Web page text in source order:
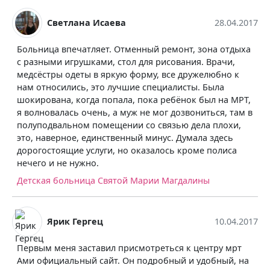
28.04.2017
ремонт, зона отдыха
для рисования. Врачи,
все дружелюбно к
специалисты. Была
пока ребёнок был на МРТ,
не мог дозвониться, там в
со связью дела плохи,
минус. Думала здесь
кроме полиса
Марии Магдалины
10.04.2017
к центру мрт
подробный и удобный, на
Юлия Голованова
Все круто! мне нравится!
место для того, чтоб
Медицинский центр «МАРТ»
Марина Атулинова
К такой превосходной
претензий. Медицинский
мои вопросы, относились к
нашему ребёнку провели
больнице есть игровая
детей просто наилучшая